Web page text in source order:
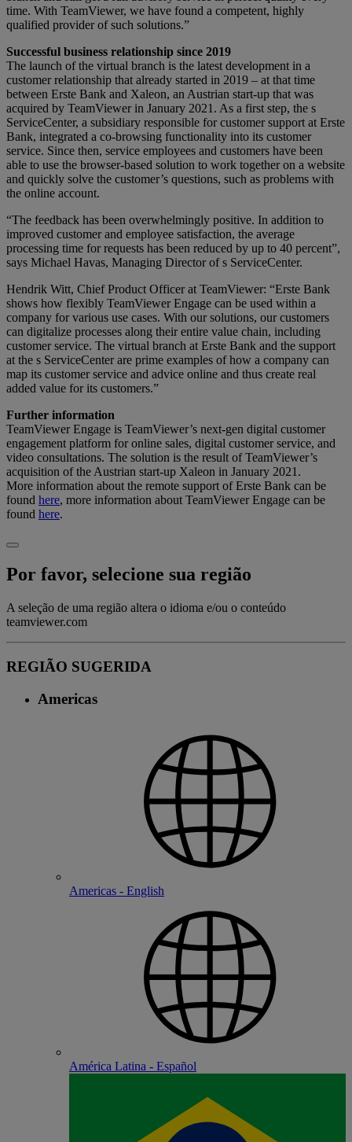
time. With TeamViewer, we have found a competent, highly
qualified provider of such solutions.”
Successful business relationship since 2019
The launch of the virtual branch is the latest development in a
customer relationship that already started in 2019 – at that time
between Erste Bank and Xaleon, an Austrian start-up that was
acquired by TeamViewer in January 2021. As a first step, the s
ServiceCenter, a subsidiary responsible for customer support at Erste
Bank, integrated a co-browsing functionality into its customer
service. Since then, service employees and customers have been
able to use the browser-based solution to work together on a website
and quickly solve the customer’s questions, such as problems with
the online account.
“The feedback has been overwhelmingly positive. In addition to
improved customer and employee satisfaction, the average
processing time for requests has been reduced by up to 40 percent”,
says Michael Havas, Managing Director of s ServiceCenter.
Hendrik Witt, Chief Product Officer at TeamViewer: “Erste Bank
shows how flexibly TeamViewer Engage can be used within a
company for various use cases. With our solutions, our customers
can digitalize processes along their entire value chain, including
customer service. The virtual branch at Erste Bank and the support
at the s ServiceCenter are prime examples of how a company can
map its customer service and advice online and thus create real
added value for its customers.”
Further information
TeamViewer Engage is TeamViewer’s next-gen digital customer
engagement platform for online sales, digital customer service, and
video consultations. The solution is the result of TeamViewer’s
acquisition of the Austrian start-up Xaleon in January 2021.
More information about the remote support of Erste Bank can be
found here, more information about TeamViewer Engage can be
found here.
Por favor, selecione sua região
A seleção de uma região altera o idioma e/ou o conteúdo
teamviewer.com
REGIÃO SUGERIDA
Americas
Americas - English
América Latina - Español